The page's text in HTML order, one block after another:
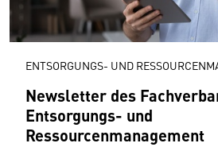
ENTSORGUNGS- UND
Newsletter des
Entsorgungs- und
Ressourcenmanagement